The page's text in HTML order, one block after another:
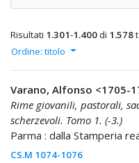
Risultati 1.301-1.400di 1.578
Ordine: titolo
Varano, Alfonso <1705-
Rime giovanili, pastorali,
scherzevoli. Tomo 1. (-3.)
Parma : dalla Stamperia
CS.M 1074-1076